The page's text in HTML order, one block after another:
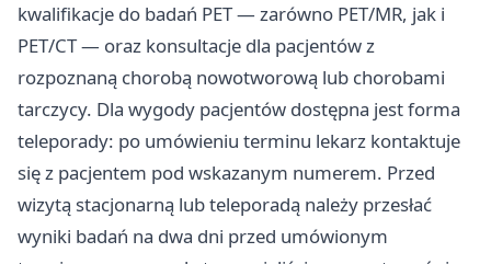
kwalifikacje do badań PET — zarówno PET/MR, jak i
PET/CT — oraz konsultacje dla pacjentów z
rozpoznaną chorobą nowotworową lub chorobami
tarczycy. Dla wygody pacjentów dostępna jest forma
teleporady: po umówieniu terminu lekarz kontaktuje
się z pacjentem pod wskazanym numerem. Przed
wizytą stacjonarną lub teleporadą należy przesłać
wyniki badań na dwa dni przed umówionym